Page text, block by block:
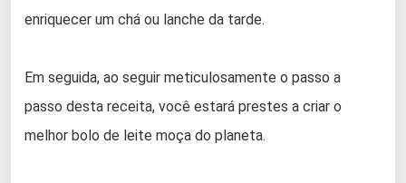
enriquecer um chá ou lanche da tarde.
Em seguida, ao seguir meticulosamente o passo a
passo desta receita, você estará prestes a criar o
melhor bolo de leite moça do planeta.